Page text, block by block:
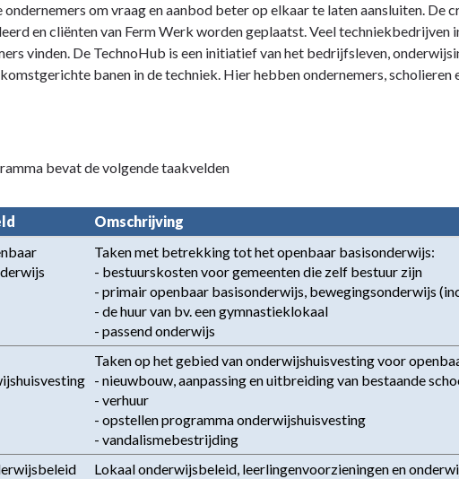
ondernemers om vraag en aanbod beter op elkaar te laten aansluiten. De
en cliënten van Ferm Werk worden geplaatst. Veel techniekbedrijven
vinden. De TechnoHub is een initiatief van het bedrijfsleven,
banen in de techniek. Hier hebben ondernemers,
bevat de volgende taakvelden
Omschrijving
Taken met betrekking tot het openbaar basisonderwijs:
- bestuurskosten voor gemeenten die zelf bestuur zijn
- primair openbaar basisonderwijs, bewegingsonderwijs
- de huur van bv. een gymnastieklokaal
- passend onderwijs
Taken op het gebied van onderwijshuisvesting voor
- nieuwbouw, aanpassing en uitbreiding van bestaande
- verhuur
- opstellen programma onderwijshuisvesting
- vandalismebestrijding
Lokaal onderwijsbeleid, leerlingenvoorzieningen en